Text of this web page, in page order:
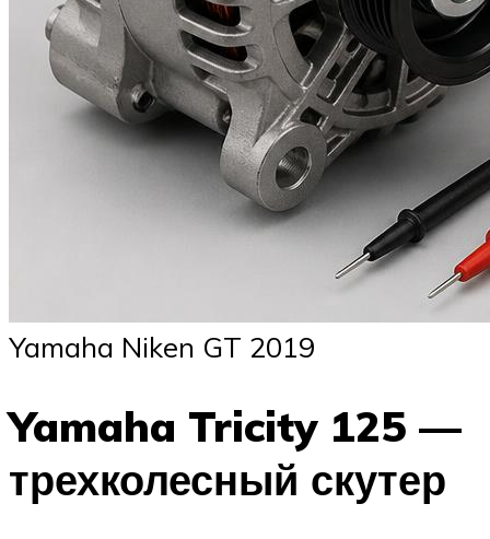
Yamaha Niken GT 2019
Yamaha Tricity 125 —
трехколесный скутер